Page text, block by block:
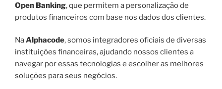
Open Banking, que permitem a personalização de
produtos financeiros com base nos dados dos clientes.
NaAlphacode, somos integradores oficiais de diversas
instituições financeiras, ajudando nossos clientes a
navegar por essas tecnologias e escolher as melhores
soluções para seus negócios.